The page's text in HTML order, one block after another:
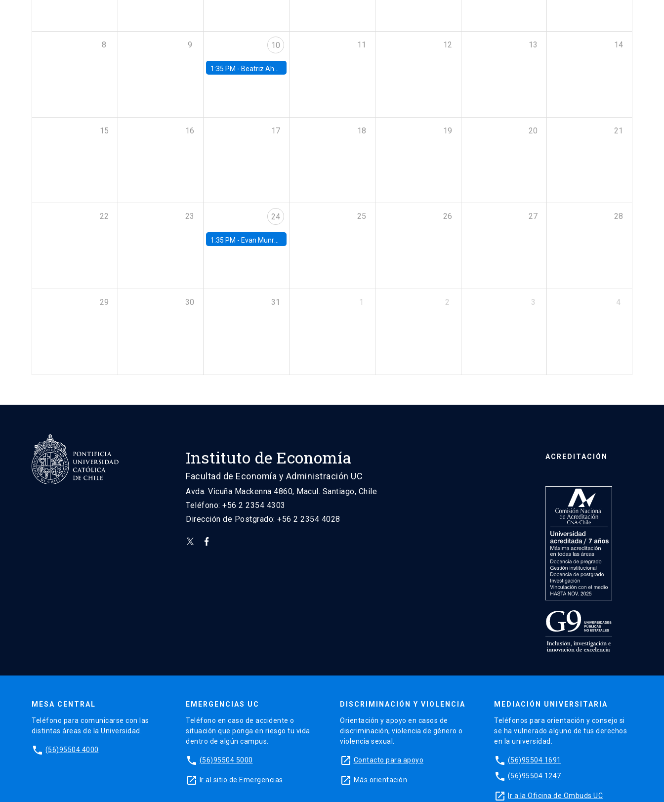
8 9 10
1:35 PM - Beatriz Ahumada, PhD candidate, Universidad de Pittsburgh
11 12 13 14
15 16 17 18 19 20 21
22 23 24
1:35 PM - Evan Munro, Neyman Visiting Assistant Professor in the Department of Statistics at UC Berkeley
25 26 27 28
29 30 31 1 2 3 4
Instituto de Economía
Facultad de Economía y Administración UC
Avda. Vicuña Mackenna 4860, Macul. Santiago, Chile
Teléfono: +56 2 2354 4303
Dirección de Postgrado: +56 2 2354 4028
ACREDITACIÓN
MESA CENTRAL
Teléfono para comunicarse con las
distintas áreas de la Universidad.
phone (56)95504 4000
EMERGENCIAS UC
Teléfono en caso de accidente o
situación que ponga en riesgo tu vida
dentro de algún campus.
phone (56)95504 5000
launch Ir al sitio de Emergencias
DISCRIMINACIÓN Y VIOLENCIA
Orientación y apoyo en casos de
discriminación, violencia de género o
violencia sexual.
launch Contacto para apoyo
launch Más orientación
MEDIACIÓN UNIVERSITARIA
Teléfonos para orientación y consejo si
se ha vulnerado alguno de tus derechos
en la universidad.
phone (56)95504 1691
phone (56)95504 1247
launch Ir a la Oficina de Ombuds UC